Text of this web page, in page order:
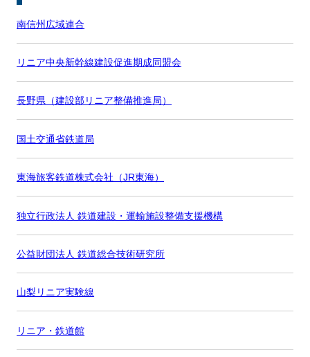
南信州広域連合
リニア中央新幹線建設促進期成同盟会
長野県（建設部リニア整備推進局）
国土交通省鉄道局
東海旅客鉄道株式会社（JR東海）
独立行政法人 鉄道建設・運輸施設整備支援機構
公益財団法人 鉄道総合技術研究所
山梨リニア実験線
リニア・鉄道館